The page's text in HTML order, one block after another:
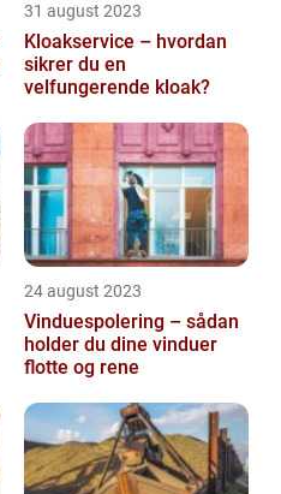
31 august 2023
Kloakservice – hvordan
sikrer du en
velfungerende kloak?
24 august 2023
Vinduespolering – sådan
holder du dine vinduer
flotte og rene